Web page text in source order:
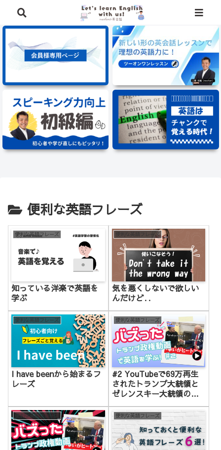
⭐️英語学習に役立つ、豪華特典を無料でプレゼント中⭐️
便利な英語フレーズ
便利な英語フレーズ
知っている洋楽で英語を
学ぶ
便利な英語フレーズ
気を悪くしないで欲しい
んだけど‥
便利な英語フレーズ
I have beenから始まるフ
レーズ
便利な英語フレーズ
#2 YouTubeで69万再生
されたトランプ大統領と
ゼレンスキー大統領の激
便利な英語フレーズ 便利な英語フレーズ